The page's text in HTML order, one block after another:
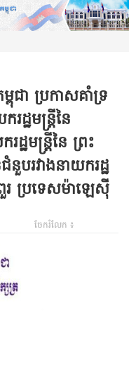
ពុជា ប្រកាសគាំទ្រ
ដ្ឋមន្ត្រីនៃ
ដ្ឋមន្ត្រីនៃ ព្រះ
បរវាងនាយករដ្ឋ
រ ប្រទេសម៉ាឡេស៊ី
ចែករំលែក ៖